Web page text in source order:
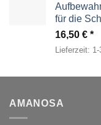
für die
16,50 €
Lieferzeit:
AMANOSA